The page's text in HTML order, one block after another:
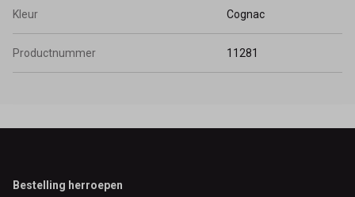
Kleur Cognac
Productnummer 11281
Footer
Bestelling herroepen